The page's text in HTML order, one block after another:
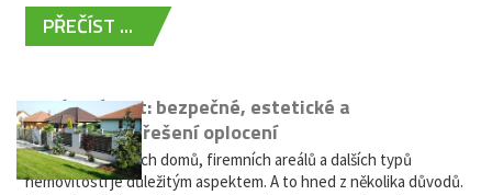
PŘEČÍST ...
Hliníkový plot: bezpečné, estetické a
bezúdržbové řešení oplocení
Oplocení rodinných domů, firemních areálů a dalších typů
nemovitostí je důležitým aspektem. A to hned z několika důvodů.